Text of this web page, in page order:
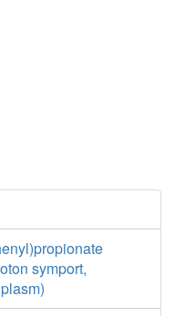
symport,